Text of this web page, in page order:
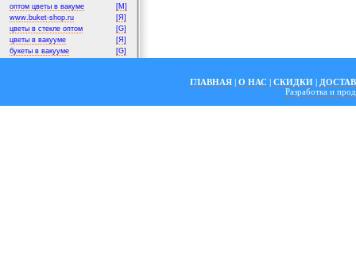
оптом цветы в вакуме
[M]
www.buket-shop.ru
[Я]
цветы в стекле оптом
[G]
цветы в вакууме
[Я]
букеты в вакууме
[G]
ГЛАВНАЯ | О НАС | СКИДКИ |
Разработка и